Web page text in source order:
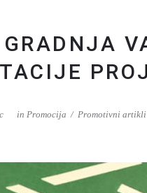
GRADNJA
in Promocija Promotivni artikli